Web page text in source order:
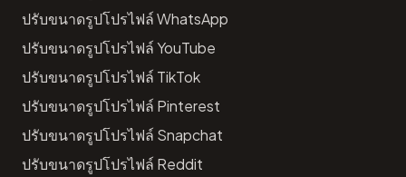
ปรับขนาดรูปโปรไฟล์ WhatsApp
ปรับขนาดรูปโปรไฟล์ YouTube
ปรับขนาดรูปโปรไฟล์ TikTok
ปรับขนาดรูปโปรไฟล์ Pinterest
ปรับขนาดรูปโปรไฟล์ Snapchat
ปรับขนาดรูปโปรไฟล์ Reddit